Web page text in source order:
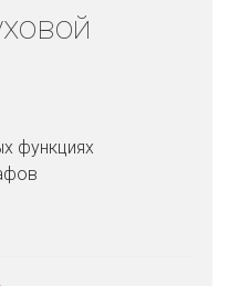
функциях